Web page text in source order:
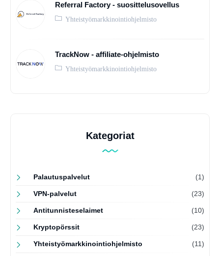
Referral Factory - suosittelusovellus
Yhteistyömarkkinointiohjelmisto
TrackNow - affiliate-ohjelmisto
Yhteistyömarkkinointiohjelmisto
Kategoriat
Palautuspalvelut (1)
VPN-palvelut (23)
Antitunnisteselaimet (10)
Kryptopörssit (23)
Yhteistyömarkkinointiohjelmisto (11)